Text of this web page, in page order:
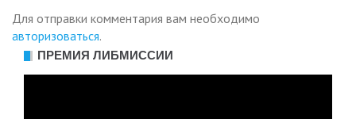
Для отправки комментария вам необходимо
авторизоваться.
ПРЕМИЯ ЛИБМИССИИ